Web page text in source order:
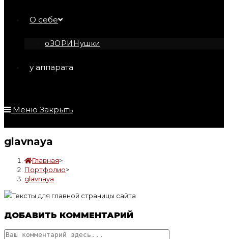
О себе
оЗОРИНушки
у аппарата
Меню Закрыть
glavnaya
Главная>
Портфолио>
glavnaya
ДОБАВИТЬ КОММЕНТАРИЙ
Комментарий